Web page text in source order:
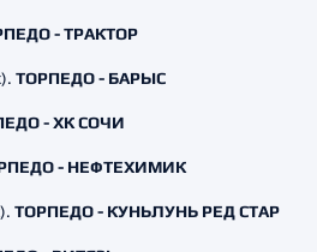
- ТРАКТОР
ТОРПЕДО - БАРЫС
- ХК СОЧИ
- НЕФТЕХИМИК
ТОРПЕДО - КУНЬЛУНЬ РЕД СТАР